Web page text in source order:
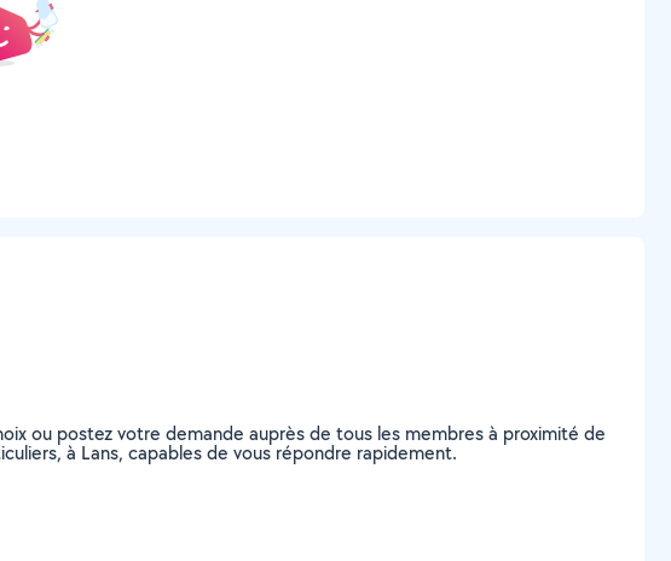
ou postez votre demande auprès de tous les membres à proximité de
à Lans, capables de vous répondre rapidement.